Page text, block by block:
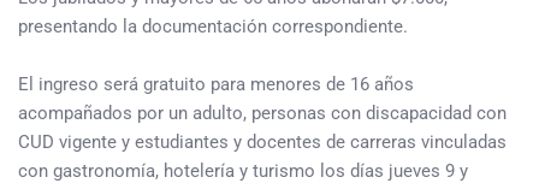
presentando la documentación correspondiente.
El ingreso será gratuito para menores de 16 años
acompañados por un adulto, personas con discapacidad con
CUD vigente y estudiantes y docentes de carreras vinculadas
con gastronomía, hotelería y turismo los días jueves 9 y